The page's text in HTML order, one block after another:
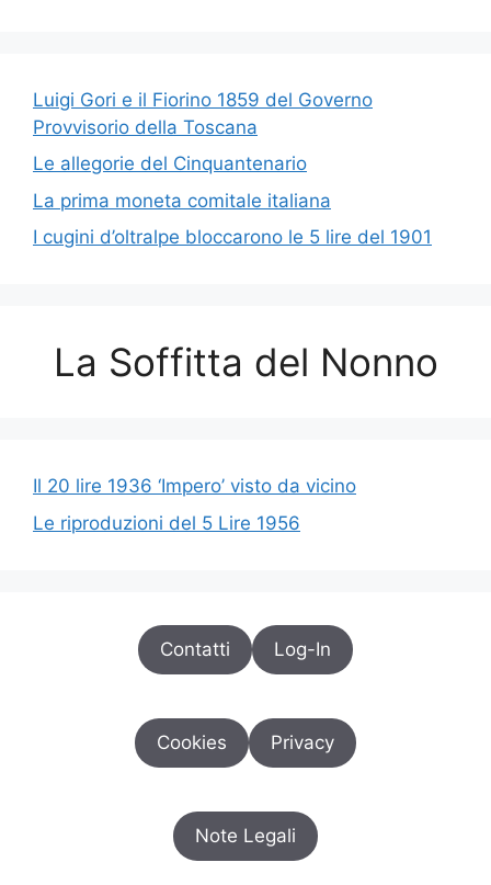
Luigi Gori e il Fiorino 1859 del Governo
Provvisorio della Toscana
Le allegorie del Cinquantenario
La prima moneta comitale italiana
I cugini d’oltralpe bloccarono le 5 lire del 1901
La Soffitta del Nonno
Il 20 lire 1936 ‘Impero’ visto da vicino
Le riproduzioni del 5 Lire 1956
Contatti Log-In
Cookies Privacy
Note Legali